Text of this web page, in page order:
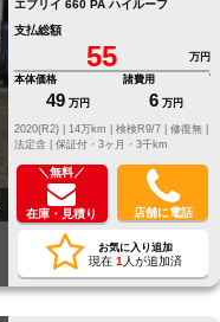
エブリイ 660 PA ハイルーフ
支払総額
55
万円
本体価格
49 万円
諸費用
6 万円
修復無 |
法定含 | 保証付・3ヶ月・3千km
＼無料／
在庫・見積り 店舗に電話
お気に入り追加
現在 1 人が追加済